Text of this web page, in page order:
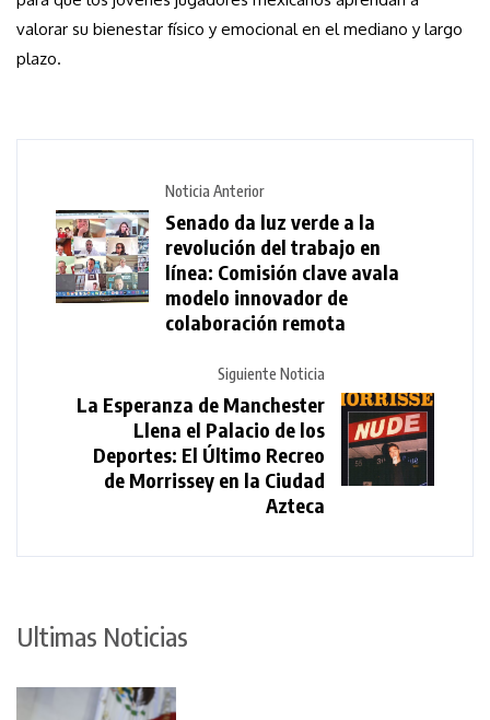
valorar su bienestar físico y emocional en el mediano y largo
plazo.
Noticia Anterior
Senado da luz verde a la
revolución del trabajo en
línea: Comisión clave avala
modelo innovador de
colaboración remota
Siguiente Noticia
La Esperanza de Manchester
Llena el Palacio de los
Deportes: El Último Recreo
de Morrissey en la Ciudad
Azteca
Ultimas Noticias